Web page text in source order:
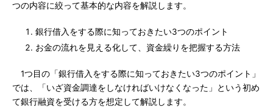
つの内容に絞って基本的な内容を解説します。
銀行借入をする際に知っておきたい3つのポイント
お金の流れを見える化して、資金繰りを把握する方法
1つ目の「銀行借入をする際に知っておきたい3つのポイント」
では、「いざ資金調達をしなければいけなくなった」という初め
て銀行融資を受ける方を想定して解説します。